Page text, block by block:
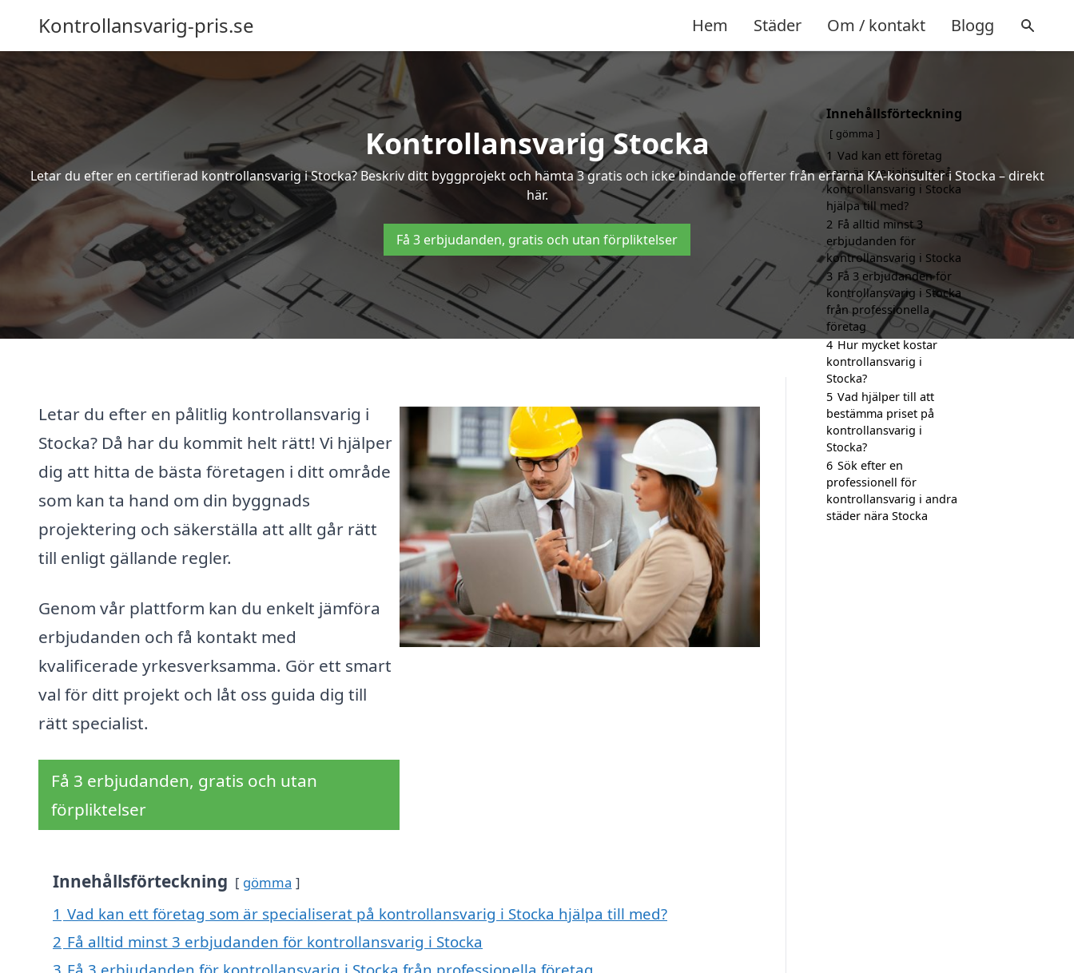
Kontrollansvarig-pris.se Hem Städer Om / kontakt Blogg
Kontrollansvarig Stocka
Letar du efter en certifierad kontrollansvarig i Stocka? Beskriv ditt byggprojekt och hämta 3 gratis och icke bindande offerter från erfarna KA-konsulter i Stocka – direkt
här.
Få 3 erbjudanden, gratis och utan förpliktelser
Letar du efter en pålitlig kontrollansvarig i
Stocka? Då har du kommit helt rätt! Vi hjälper
dig att hitta de bästa företagen i ditt område
som kan ta hand om din byggnads
projektering och säkerställa att allt går rätt
till enligt gällande regler.
Genom vår plattform kan du enkelt jämföra
erbjudanden och få kontakt med
kvalificerade yrkesverksamma. Gör ett smart
val för ditt projekt och låt oss guida dig till
rätt specialist.
Få 3 erbjudanden, gratis och utan
förpliktelser
Innehållsförteckning gömma
1 Vad kan ett företag som är specialiserat på kontrollansvarig i Stocka hjälpa till med?
2 Få alltid minst 3 erbjudanden för kontrollansvarig i Stocka
Innehållsförteckning
gömma
1 Vad kan ett företag
som är specialiserat på
kontrollansvarig i Stocka
hjälpa till med?
2 Få alltid minst 3
erbjudanden för
kontrollansvarig i Stocka
3 Få 3 erbjudanden för
kontrollansvarig i Stocka
från professionella
företag
4 Hur mycket kostar
kontrollansvarig i
Stocka?
5 Vad hjälper till att
bestämma priset på
kontrollansvarig i
Stocka?
6 Sök efter en
professionell för
kontrollansvarig i andra
städer nära Stocka